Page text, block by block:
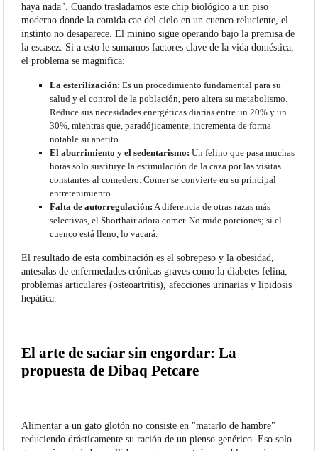
haya nada". Cuando trasladamos este chip biológico a un piso
moderno donde la comida cae del cielo en un cuenco reluciente, el
instinto no desaparece. El minino sigue operando bajo la premisa de
la escasez. Si a esto le sumamos factores clave de la vida doméstica,
el problema se magnifica:
La esterilización: Es un procedimiento fundamental para su
salud y el control de la población, pero altera su metabolismo.
Reduce sus necesidades energéticas diarias entre un 20% y un
30%, mientras que, paradójicamente, incrementa de forma
notable su apetito.
El aburrimiento y el sedentarismo: Un felino que pasa muchas
horas solo sustituye la estimulación de la caza por las visitas
constantes al comedero. Comer se convierte en su principal
entretenimiento.
Falta de autorregulación: A diferencia de otras razas más
selectivas, el Shorthair adora comer. No mide porciones; si el
cuenco está lleno, lo vacará.
El resultado de esta combinación es el sobrepeso y la obesidad,
antesalas de enfermedades crónicas graves como la diabetes felina,
problemas articulares (osteoartritis), afecciones urinarias y lipidosis
hepática.
El arte de saciar sin engordar: La
propuesta de Dibaq Petcare
Alimentar a un gato glotón no consiste en "matarlo de hambre"
reduciendo drásticamente su ración de un pienso genérico. Eso solo